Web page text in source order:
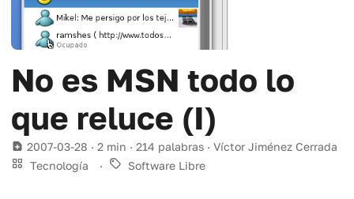
No es MSN todo lo
que reluce (I)
2007-03-28 · 2 min · 214 palabras · Víctor Jiménez Cerrada
Tecnología
· Software Libre